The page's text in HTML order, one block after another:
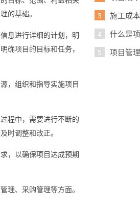
的基础。
息进行详细的计划，明
确项目的目标和任务，
，组织和指导实施项目
程中，需要进行不断的
时调整和改正。
，以确保项目达成预期
理、采购管理等方面。
3 施工成
4 什么是
5 项目管